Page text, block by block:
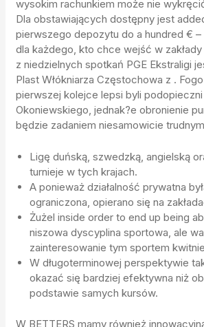
wysokim rachunkiem może nie
Dla obstawiających dostępny jest
pierwszego depozytu do a hundred €
dla każdego, kto chce wejść w
z niedzielnych spotkań PGE Ekstraligi
Plast Włókniarza Częstochowa z .
pierwszej kolejce lepsi byli podopieczni
Okoniewskiego, jednak?e obronienie
będzie zadaniem niesamowicie
Ligę duńską, szwedzką, angielską
turnieje w tych krajach.
A ponieważ działalność prywatna
ograniczona, opierano się na
Żużel inside order to end up being
niszowa dyscyplina sportowa, ale
zainteresowanie tym sportem
W długoterminowej perspektywie
okazać się bardziej efektywna niż
podstawie samych kursów.
W BETTERS mamy również